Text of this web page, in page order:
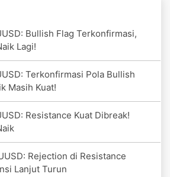
Bullish Flag Terkonfirmasi,
Lagi!
Terkonfirmasi Pola Bullish
Masih Kuat!
Resistance Kuat Dibreak!
Rejection di Resistance
Lanjut Turun